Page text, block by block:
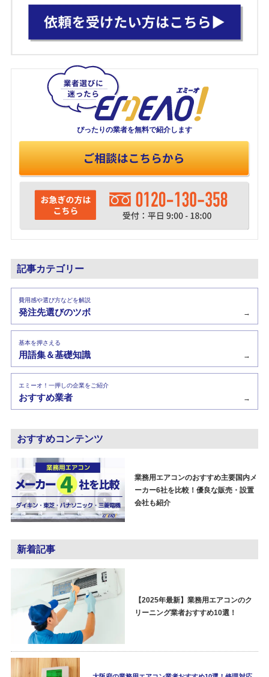
ぴったりの業者を無料で紹介します
記事カテゴリー
費用感や選び方などを解説
発注先選びのツボ →
基本を押さえる
用語集＆基礎知識 →
エミーオ！一押しの企業をご紹介
おすすめ業者 →
おすすめコンテンツ
業務用エアコンのおすすめ主要国内メ
ーカー6社を比較！優良な販売・設置
会社も紹介
新着記事
【2025年最新】業務用エアコンのク
リーニング業者おすすめ10選！